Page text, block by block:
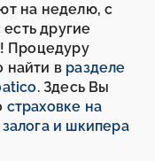
на неделю, с
другие
Процедуру
найти в разделе
. Здесь Вы
страховке на
и шкипера